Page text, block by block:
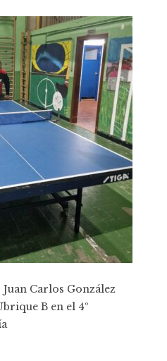
Carlos González
B en el 4º